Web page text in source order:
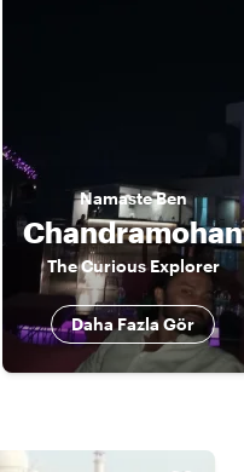
NamasteBen
Chandramohan
The Curious Explorer
Daha Fazla Gör